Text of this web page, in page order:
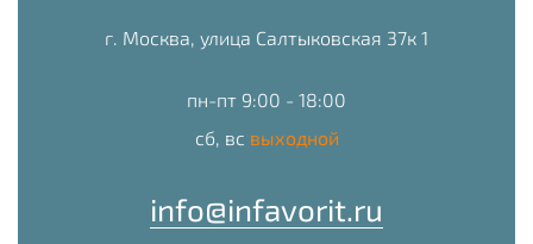
г. Москва, улица Салтыковская 37к 1
пн-пт 9:00 - 18:00
сб, вс выходной
info@infavorit.ru